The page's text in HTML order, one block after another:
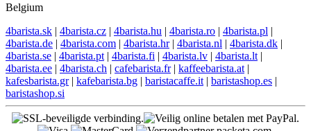
Belgium
4barista.sk | 4barista.cz | 4barista.hu | 4barista.ro | 4barista.pl |
4barista.de | 4barista.com | 4barista.hr| 4barista.nl | 4barista.dk |
4barista.se | 4barista.pt | 4barista.fi | 4barista.lv | 4barista.lt |
4barista.ee | 4barista.ch | cafebarista.fr| kaffeebarista.at |
kafesbarista.gr| kafebarista.bg | baristacaffe.it | baristashop.es |
baristashop.si